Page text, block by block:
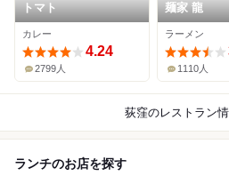
トマト
カレー
4.24
2799人
麺家 龍
ラーメン
1110人
荻窪のレストラン
ランチのお店を探す